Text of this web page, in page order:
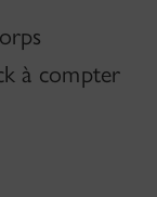
à compter